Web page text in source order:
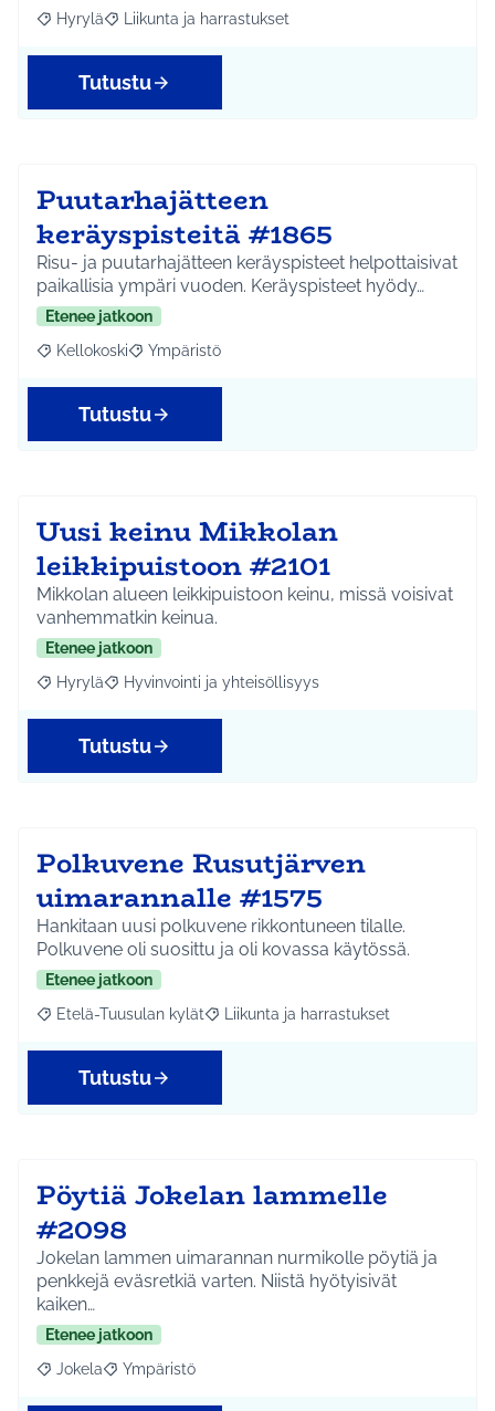
Rajaa tulokset aihepiirin mukaan: Hyrylä
Hyrylä Rajaa tulokset teeman mukaan: Liikunta ja
Liikunta ja harrastukset
Tutustu
Puutarhajätteen
keräyspisteitä #1865
Risu- ja puutarhajätteen keräyspisteet helpottaisivat
paikallisia ympäri vuoden. Keräyspisteet hyödy…
Etenee jatkoon
Rajaa tulokset aihepiirin mukaan: Kellokoski
Kellokoski Rajaa tulokset teeman mukaan: Ympäristö
Ympäristö
Tutustu
Uusi keinu Mikkolan
leikkipuistoon #2101
Mikkolan alueen leikkipuistoon keinu, missä voisivat
vanhemmatkin keinua.
Etenee jatkoon
Rajaa tulokset aihepiirin mukaan: Hyrylä
Hyrylä Rajaa tulokset teeman mukaan: Hyvinvointi ja
Hyvinvointi ja yhteisöllisyys
Tutustu
Polkuvene Rusutjärven
uimarannalle #1575
Hankitaan uusi polkuvene rikkontuneen tilalle.
Polkuvene oli suosittu ja oli kovassa käytössä.
Etenee jatkoon
Rajaa tulokset aihepiirin mukaan: Etelä-Tuusulan kylät
Etelä-Tuusulan kylät Rajaa tulokset teeman mukaan:
Liikunta ja harrastukset
Tutustu
Pöytiä Jokelan lammelle
#2098
Jokelan lammen uimarannan nurmikolle pöytiä ja
penkkejä eväsretkiä varten. Niistä hyötyisivät
kaiken…
Etenee jatkoon
Rajaa tulokset aihepiirin mukaan: Jokela
Jokela Rajaa tulokset teeman mukaan: Ympäristö
Ympäristö